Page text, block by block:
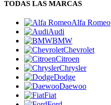
TODAS LAS MARCAS
Alfa Romeo
Audi
BMW
Chevrolet
Citroen
Chrysler
Dodge
Daewoo
Fiat